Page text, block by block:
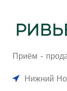
Приём -
Нижний